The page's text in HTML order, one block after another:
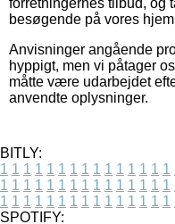
besøgende på vores
Anvisninger angående
hyppigt, men vi påtager
måtte være udarbejdet
anvendte oplysninger.
BITLY:
1 1 1 1 1 1 1 1 1 1 1 1 1 1 1
1 1 1 1 1 1 1 1 1 1 1 1 1 1 1
1 1 1 1 1 1 1 1 1 1 1 1 1 1 1
SPOTIFY: